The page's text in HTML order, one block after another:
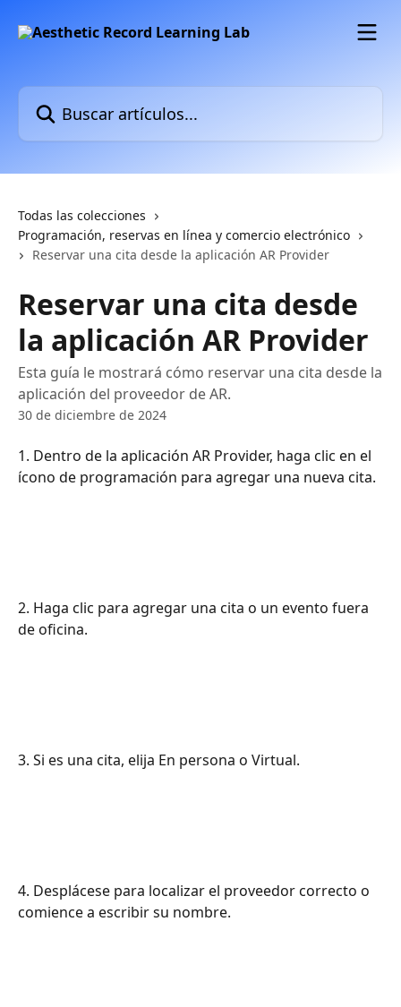
Buscar artículos...
Todas las colecciones
Programación, reservas en línea y comercio electrónico
Reservar una cita desde la aplicación AR Provider
Reservar una cita desde
la aplicación AR Provider
Esta guía le mostrará cómo reservar una cita desde la
aplicación del proveedor de AR.
30 de diciembre de 2024
1. Dentro de la aplicación AR Provider, haga clic en el
ícono de programación para agregar una nueva cita.
2. Haga clic para agregar una cita o un evento fuera
de oficina.
3. Si es una cita, elija En persona o Virtual.
4. Desplácese para localizar el proveedor correcto o
comience a escribir su nombre.